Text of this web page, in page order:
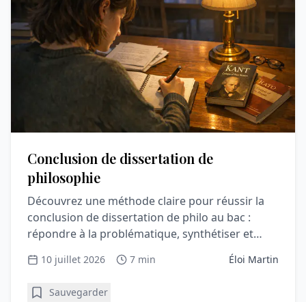
Conclusion de dissertation de
philosophie
Découvrez une méthode claire pour réussir la
conclusion de dissertation de philo au bac :
répondre à la problématique, synthétiser et
10 juillet 2026 7 min Éloi Martin
Sauvegarder